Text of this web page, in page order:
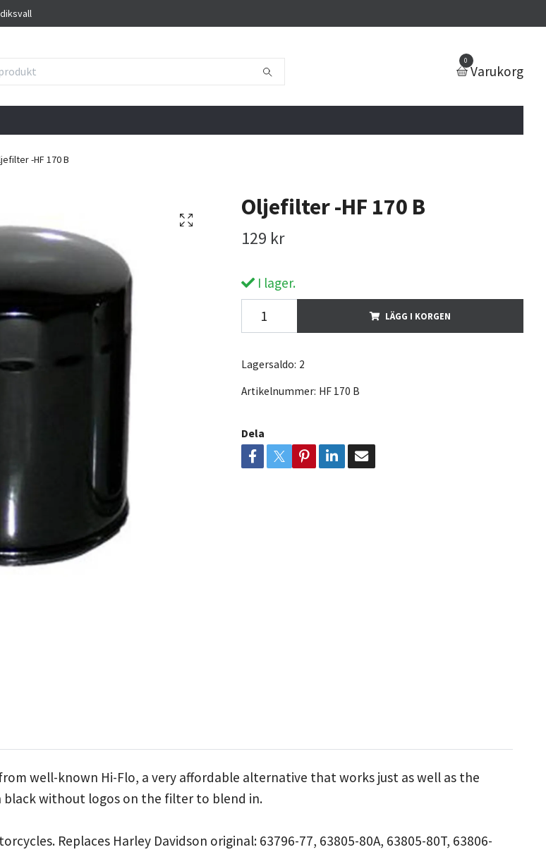
0
Varukorg
-HF 170 B
Oljefilter -HF 170 B
129 kr
I lager.
LÄGG I KORGEN
Lagersaldo: 2
Artikelnummer: HF 170 B
Dela
well-known Hi-Flo, a very affordable alternative that works just as well as the
without logos on the filter to blend in.
Replaces Harley Davidson original: 63796-77, 63805-80A, 63805-80T, 63806-